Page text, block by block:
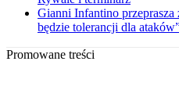
Gianni Infantino przeprasza
będzie tolerancji dla
Promowane treści